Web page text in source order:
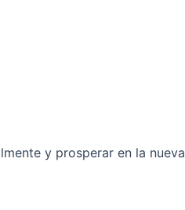
y prosperar en la nueva